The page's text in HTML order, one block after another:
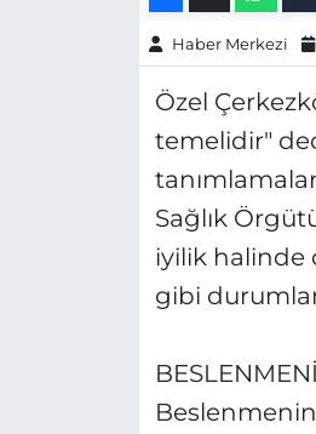
Haber Merkezi
Özel
temelidir"
Sağlık
iyilik halinde
gibi
Gizlilik Sözleşmesi
Topluluk Kuralları
Yayın İlkeleri